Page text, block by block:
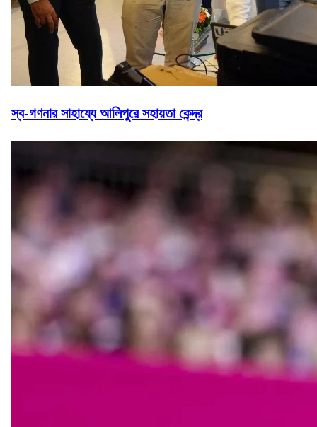
স্ব-গণনার সাহায্যে আলিপুরে সহায়তা কেন্দ্র